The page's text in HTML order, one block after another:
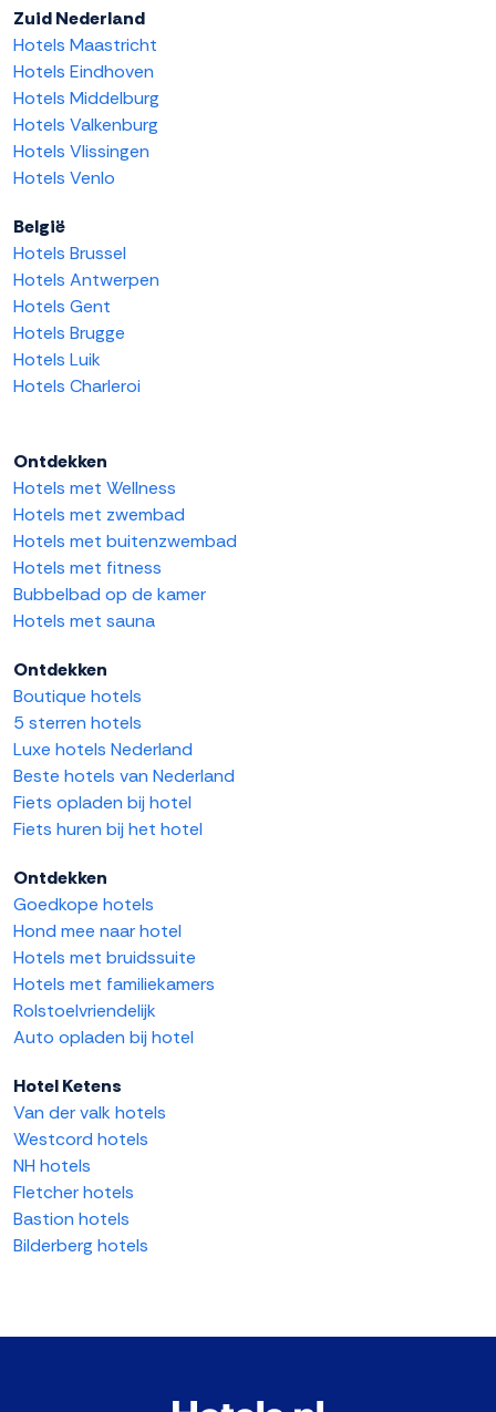
Zuid Nederland
Hotels Maastricht
Hotels Eindhoven
Hotels Middelburg
Hotels Valkenburg
Hotels Vlissingen
Hotels Venlo
België
Hotels Brussel
Hotels Antwerpen
Hotels Gent
Hotels Brugge
Hotels Luik
Hotels Charleroi
Ontdekken
Hotels met Wellness
Hotels met zwembad
Hotels met buitenzwembad
Hotels met fitness
Bubbelbad op de kamer
Hotels met sauna
Ontdekken
Boutique hotels
5 sterren hotels
Luxe hotels Nederland
Beste hotels van Nederland
Fiets opladen bij hotel
Fiets huren bij het hotel
Ontdekken
Goedkope hotels
Hond mee naar hotel
Hotels met bruidssuite
Hotels met familiekamers
Rolstoelvriendelijk
Auto opladen bij hotel
Hotel Ketens
Van der valk hotels
Westcord hotels
NH hotels
Fletcher hotels
Bastion hotels
Bilderberg hotels